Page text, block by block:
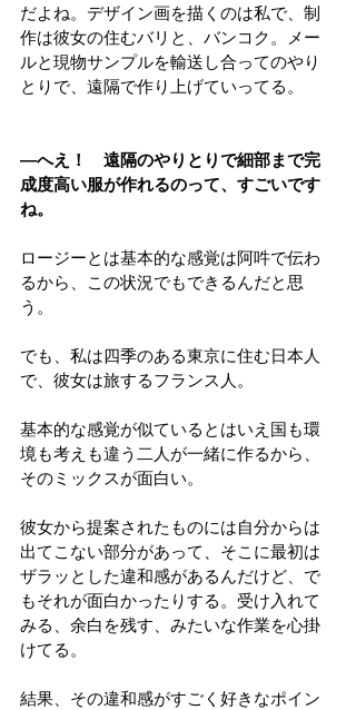
だよね。デザイン画を描くのは私で、制
作は彼女の住むバリと、バンコク。メー
ルと現物サンプルを輸送し合ってのやり
とりで、遠隔で作り上げていってる。
―へえ！　遠隔のやりとりで細部まで完
成度高い服が作れるのって、すごいです
ね。
ロージーとは基本的な感覚は阿吽で伝わ
るから、この状況でもできるんだと思
う。
でも、私は四季のある東京に住む日本人
で、彼女は旅するフランス人。
基本的な感覚が似ているとはいえ国も環
境も考えも違う二人が一緒に作るから、
そのミックスが面白い。
彼女から提案されたものには自分からは
出てこない部分があって、そこに最初は
ザラッとした違和感があるんだけど、で
もそれが面白かったりする。受け入れて
みる、余白を残す、みたいな作業を心掛
けてる。
結果、その違和感がすごく好きなポイン